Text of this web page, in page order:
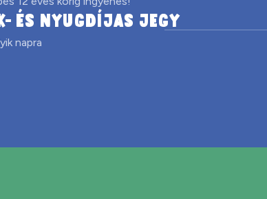
ÉS NYUGDÍJAS JEGY
napra